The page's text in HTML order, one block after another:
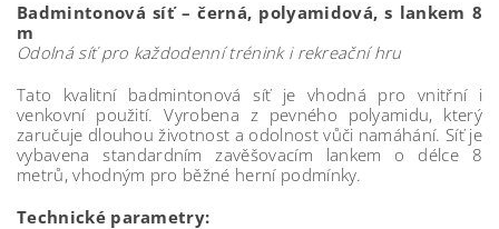
Badmintonová síť – černá, polyamidová, s lankem 8
m
Odolná síť pro každodenní trénink i rekreační hru
Tato kvalitní badmintonová síť je vhodná pro vnitřní i
venkovní použití. Vyrobena z pevného polyamidu, který
zaručuje dlouhou životnost a odolnost vůči namáhání. Síť je
vybavena standardním zavěšovacím lankem o délce 8
metrů, vhodným pro běžné herní podmínky.
Technické parametry: